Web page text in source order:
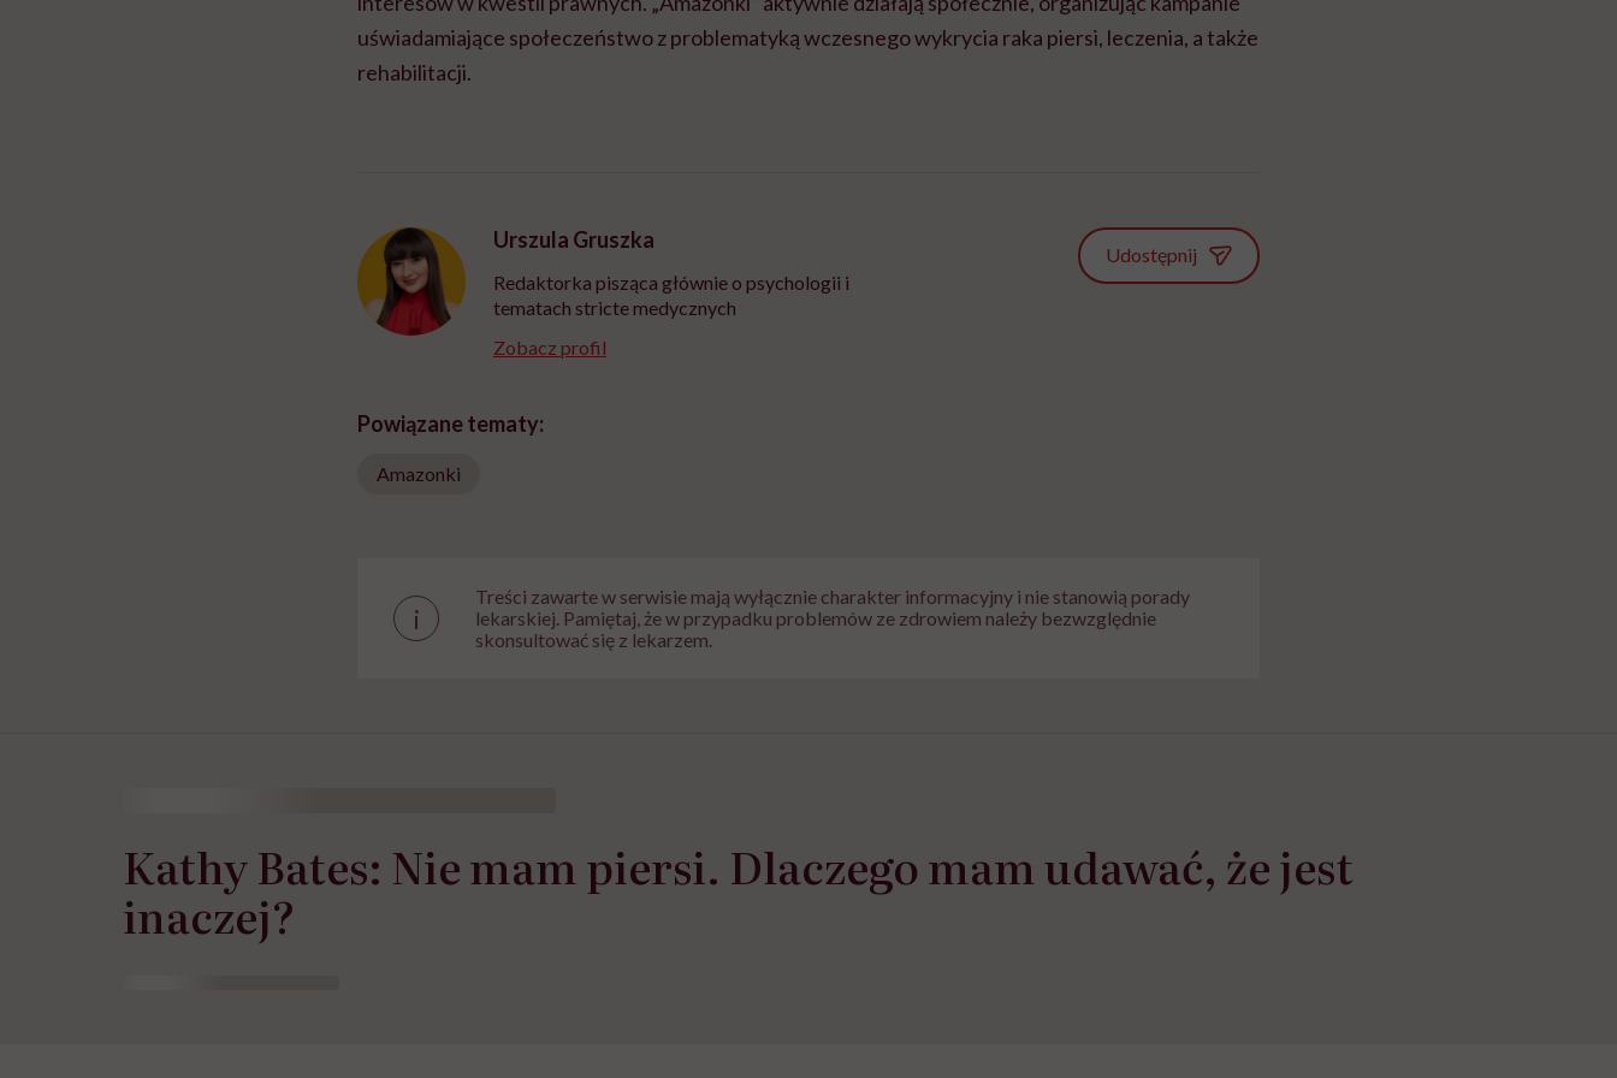
uświadamiające społeczeństwo z problematyką wczesnego wykrycia raka piersi, leczenia, a także
rehabilitacji.
Urszula Gruszka
Redaktorka pisząca głównie o psychologii i
tematach stricte medycznych
Zobacz profil
Udostępnij
Powiązane tematy:
Amazonki
i
Treści zawarte w serwisie mają wyłącznie charakter informacyjny i nie stanowią porady
lekarskiej. Pamiętaj, że w przypadku problemów ze zdrowiem należy bezwzględnie
skonsultować się z lekarzem.
Kathy Bates: Nie mam piersi. Dlaczego mam udawać, że jest
inaczej?